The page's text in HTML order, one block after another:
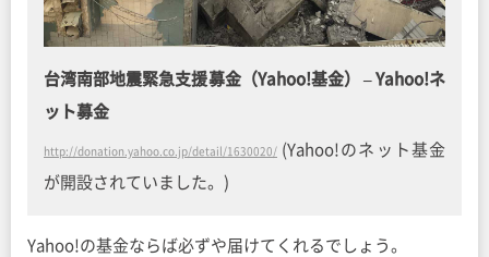
台湾南部地震緊急支援募金（Yahoo!基金） – Yahoo!ネ
ット募金
http://donation.yahoo.co.jp/detail/1630020/ (Yahoo!のネット基金
が開設されていました。)
Yahoo!の基金ならば必ずや届けてくれるでしょう。